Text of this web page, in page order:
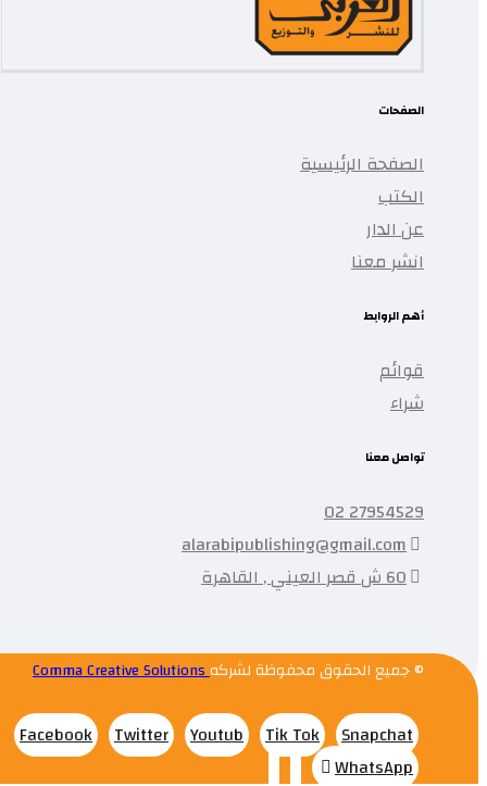
الصفحات
الصفحة الرئيسية
الكتب
عن الدار
انشر معنا
أهم الروابط
قوائم
شراء
تواصل معنا
27954529 02
alarabipublishing@gmail.com
60 ش قصر العيني , القاهرة
© جميع الحقوق محفوظة لشركهComma Creative Solutions
Facebook Twitter Youtub Tik Tok
Snapchat
WhatsApp